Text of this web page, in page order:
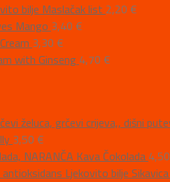
bilje Maslačak list 2,20 €
Mango 3,40 €
3,30 €
with Ginseng 4,70 €
3,50 €
Kava Čokolada 4,50
Ljekovito bilje Sikavica